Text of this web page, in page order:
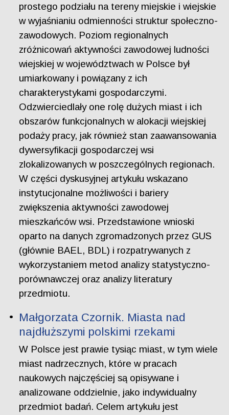
prostego podziału na tereny miejskie i wiejskie
w wyjaśnianiu odmienności struktur społeczno-
zawodowych. Poziom regionalnych
zróżnicowań aktywności zawodowej ludności
wiejskiej w województwach w Polsce był
umiarkowany i powiązany z ich
charakterystykami gospodarczymi.
Odzwierciedlały one rolę dużych miast i ich
obszarów funkcjonalnych w alokacji wiejskiej
podaży pracy, jak również stan zaawansowania
dywersyfikacji gospodarczej wsi
zlokalizowanych w poszczególnych regionach.
W części dyskusyjnej artykułu wskazano
instytucjonalne możliwości i bariery
zwiększenia aktywności zawodowej
mieszkańców wsi. Przedstawione wnioski
oparto na danych zgromadzonych przez GUS
(głównie BAEL, BDL) i rozpatrywanych z
wykorzystaniem metod analizy statystyczno-
porównawczej oraz analizy literatury
przedmiotu.
Małgorzata Czornik. Miasta nad
najdłuższymi polskimi rzekami
W Polsce jest prawie tysiąc miast, w tym wiele
miast nadrzecznych, które w pracach
naukowych najczęściej są opisywane i
analizowane oddzielnie, jako indywidualny
przedmiot badań. Celem artykułu jest